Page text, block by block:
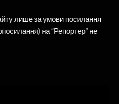
лише за умови посилання
на “Репортер” не